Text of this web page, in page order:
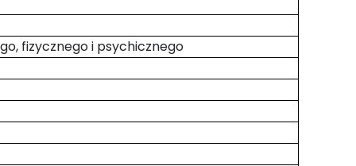
fizycznego i psychicznego